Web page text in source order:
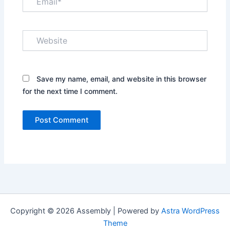
Save my name, email, and website in this browser
for the next time I comment.
Copyright © 2026 Assembly | Powered by Astra WordPress
Theme